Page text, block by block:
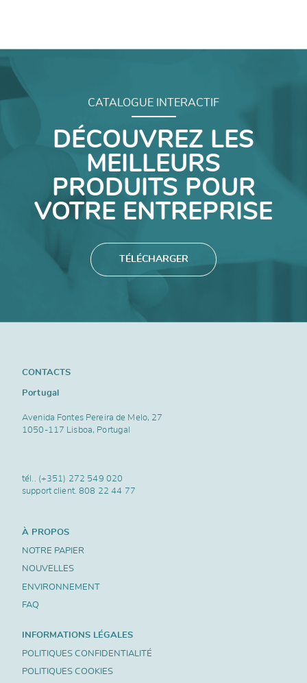
CATALOGUE INTERACTIF
DÉCOUVREZ LES
MEILLEURS
PRODUITS POUR
VOTRE ENTREPRISE
TÉLÉCHARGER
CONTACTS
Portugal
Avenida Fontes Pereira de Melo, 27
1050-117 Lisboa, Portugal
tél.. (+351) 272 549 020
support client.808 22 44 77
À PROPOS
NOTRE PAPIER
NOUVELLES
ENVIRONNEMENT
FAQ
INFORMATIONS LÉGALES
POLITIQUES CONFIDENTIALITÉ
POLITIQUES COOKIES